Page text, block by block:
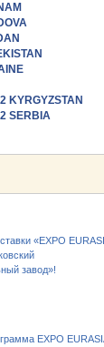
KYRGYZSTAN
SERBIAEXPO EURASIA
Международной
EURASIA
завод»!